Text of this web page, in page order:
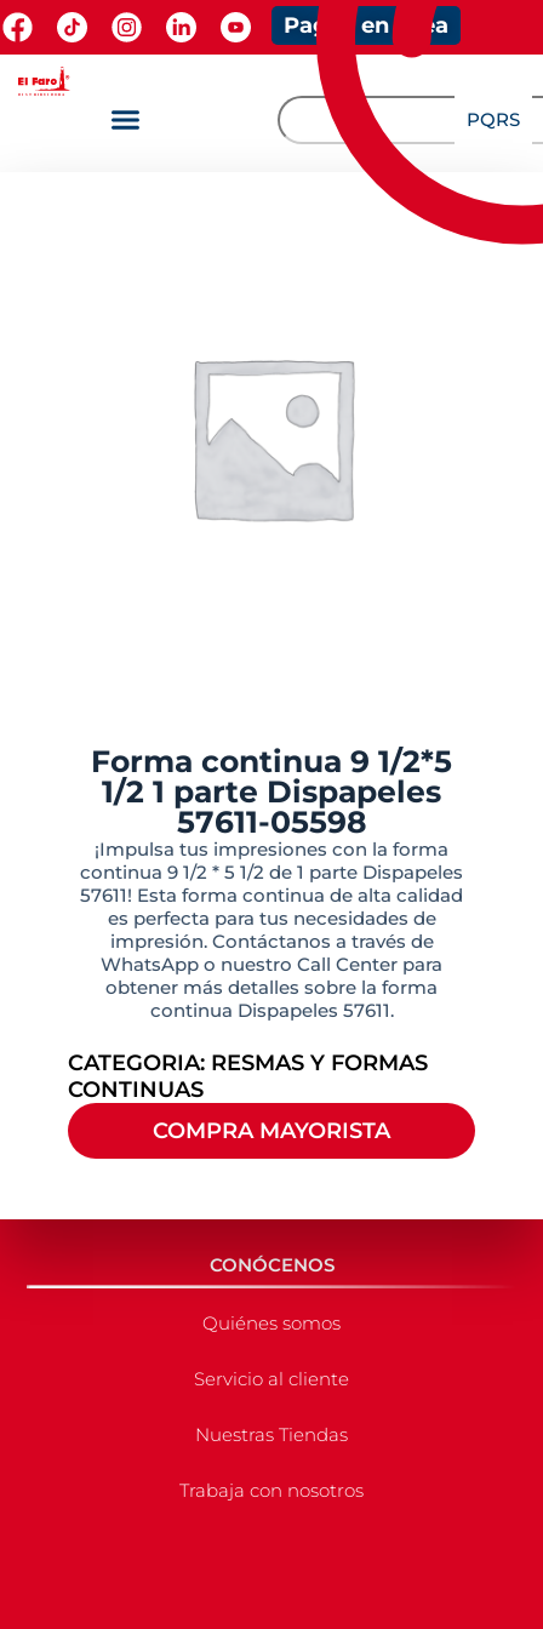
Pagos en línea
PQRS
Forma continua 9 1/2*5
1/2 1 parte Dispapeles
57611-05598
¡Impulsa tus impresiones con la forma
continua 9 1/2 * 5 1/2 de 1 parte Dispapeles
57611! Esta forma continua de alta calidad
es perfecta para tus necesidades de
impresión. Contáctanos a través de
WhatsApp o nuestro Call Center para
obtener más detalles sobre la forma
continua Dispapeles 57611.
CATEGORIA: RESMAS Y FORMAS
CONTINUAS
COMPRA MAYORISTA
CONÓCENOS
Quiénes somos
Servicio al cliente
Nuestras Tiendas
Trabaja con nosotros